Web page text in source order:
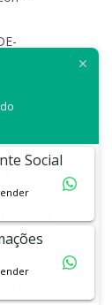
tecnologias
Social